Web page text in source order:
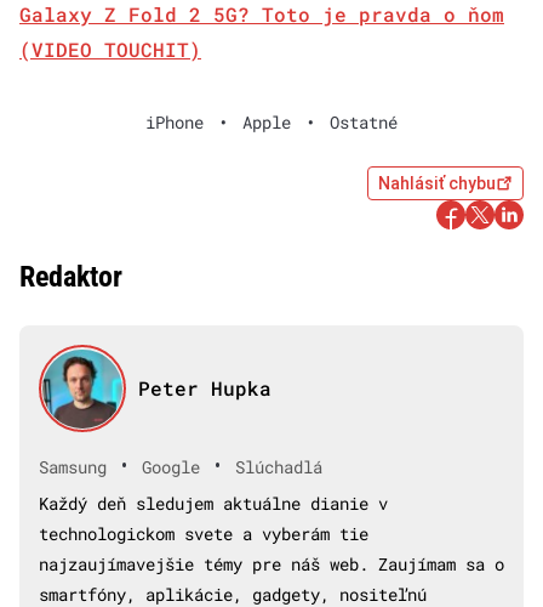
Galaxy Z Fold 2 5G? Toto je pravda o ňom
(VIDEO TOUCHIT)
iPhone • Apple • Ostatné
Nahlásiť chybu
Redaktor
Peter Hupka
Samsung • Google •
Slúchadlá
Každý deň sledujem aktuálne dianie v
technologickom svete a vyberám tie
najzaujímavejšie témy pre náš web. Zaujímam sa o
smartfóny, aplikácie, gadgety, nositeľnú